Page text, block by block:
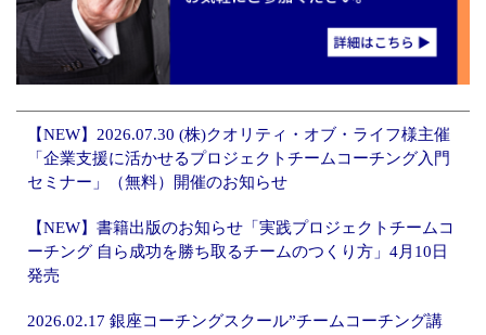
【NEW】2026.07.30 (株)クオリティ・オブ・ライフ様主催
「企業支援に活かせるプロジェクトチームコーチング入門
セミナー」（無料）開催のお知らせ
【NEW】書籍出版のお知らせ「実践プロジェクトチームコ
ーチング 自ら成功を勝ち取るチームのつくり方」4月10日
発売
2026.02.17 銀座コーチングスクール”チームコーチング講